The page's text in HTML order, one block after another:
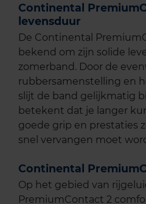
Continental
levensduur
De Continental
bekend om zijn solide
zomerband. Door de
rubbersamenstelling en
slijt de band gelijkmatig
betekent dat je langer
goede grip en prestaties
snel vervangen moet
Continental
Op het gebied van
PremiumContact 2